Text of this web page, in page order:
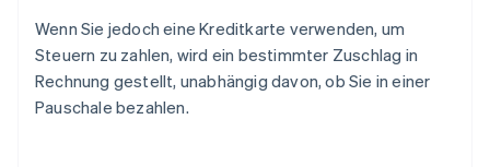
Wenn Sie jedoch eine Kreditkarte verwenden, um
Steuern zu zahlen, wird ein bestimmter Zuschlag in
Rechnung gestellt, unabhängig davon, ob Sie in einer
Pauschale bezahlen.